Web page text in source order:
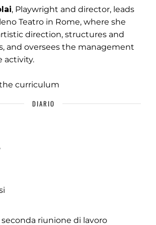
, Playwright and director, leads
Teatro in Rome, where she
direction, structures and
and oversees the management
activity.
curriculum
DIARIO
seconda riunione di lavoro